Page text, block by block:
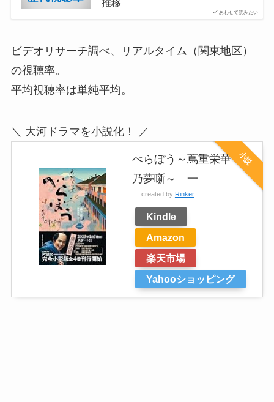
あわせて読みたい
推移
ビデオリサーチ調べ、リアルタイム（関東地区）
の視聴率。
平均視聴率は単純平均。
＼ 大河ドラマを小説化！ ／
べらぼう～蔦重栄華
乃夢噺～ 一
created by Rinker
Kindle
Amazon
楽天市場
Yahooショッピング
小説